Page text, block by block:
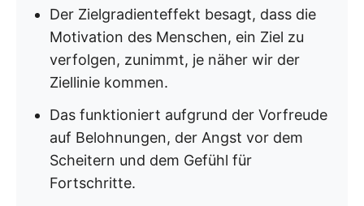
Der Zielgradienteffekt besagt, dass die
Motivation des Menschen, ein Ziel zu
verfolgen, zunimmt, je näher wir der
Ziellinie kommen.
Das funktioniert aufgrund der Vorfreude
auf Belohnungen, der Angst vor dem
Scheitern und dem Gefühl für
Fortschritte.